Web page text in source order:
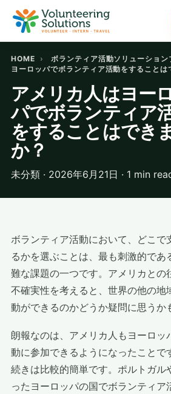
HOME › ボランティア活動ソリューション
ヨーロッパでボランティア活動をすることは
アメリカ人はヨー
パでボランティア
をすることはでき
か？
未分類 · 2026年6月21日 · 1 min
ボランティア活動において、どこで
るかを選ぶことは、最も刺激的であ
難な課題の一つです。アメリカとの
不確実性を考えると、世界の他の地
動ができるのかどうか疑問に思うか
朗報なのは、アメリカ人もヨーロッ
動に参加できるようになったことで
続きは比較的簡単です。ポルトガル
ったヨーロッパの国でボランティア